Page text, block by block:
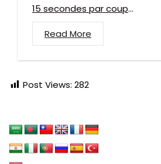
15 secondes par coup...
Read More
Post Views: 282